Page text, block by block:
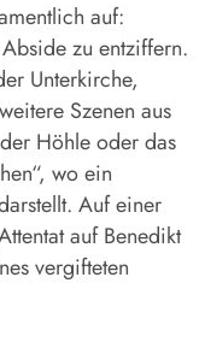
auf:
zu entziffern.
Unterkirche,
Szenen aus
Höhle oder das
wo ein
Auf einer
auf Benedikt
vergifteten